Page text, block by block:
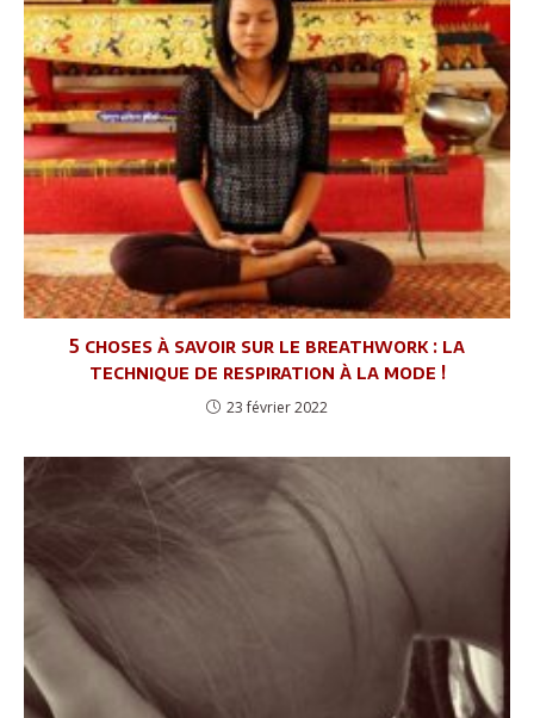
5 choses à savoir sur le breathwork : la
technique de respiration à la mode !
23 février 2022